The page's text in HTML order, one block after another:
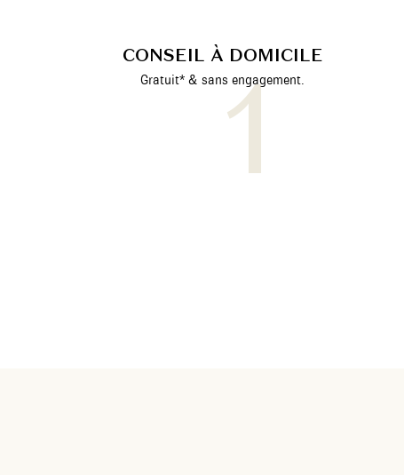
CONSEIL À DOMICILE
Gratuit* & sans engagement.